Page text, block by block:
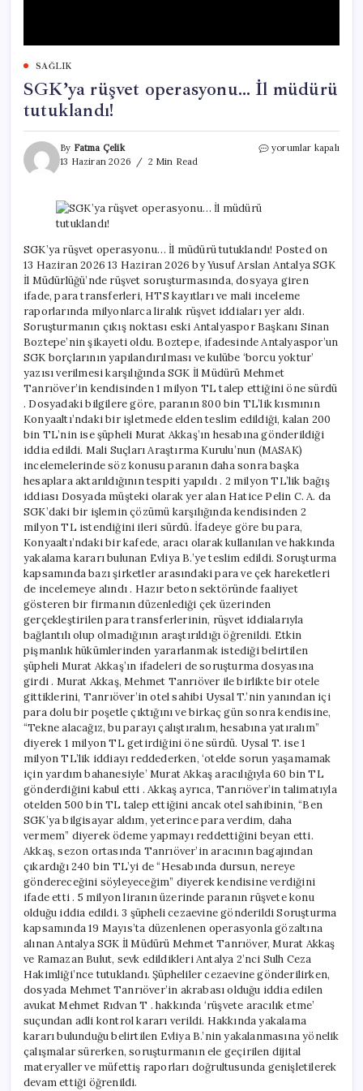
SAĞLIK
SGK’ya rüşvet operasyonu… İl müdürü
tutuklandı!
By Fatma Çelik
13 Haziran 2026
2 Min Read
SGK’ya
yorumlar kapalı
SGK’ya rüşvet operasyonu… İl müdürü tutuklandı! Posted on
13 Haziran 2026 13 Haziran 2026 by Yusuf Arslan Antalya SGK
İl Müdürlüğü’nde rüşvet soruşturmasında, dosyaya giren
ifade, para transferleri, HTS kayıtları ve mali inceleme
raporlarında milyonlarca liralık rüşvet iddiaları yer aldı.
Soruşturmanın çıkış noktası eski Antalyaspor Başkanı Sinan
Boztepe’nin şikayeti oldu. Boztepe, ifadesinde Antalyaspor’un
SGK borçlarının yapılandırılması ve kulübe ‘borcu yoktur’
yazısı verilmesi karşılığında SGK İl Müdürü Mehmet
Tanrıöver’in kendisinden 1 milyon TL talep ettiğini öne sürdü
. Dosyadaki bilgilere göre, paranın 800 bin TL’lik kısmının
Konyaaltı’ndaki bir işletmede elden teslim edildiği, kalan 200
bin TL’nin ise şüpheli Murat Akkaş’ın hesabına gönderildiği
iddia edildi. Mali Suçları Araştırma Kurulu’nun (MASAK)
incelemelerinde söz konusu paranın daha sonra başka
hesaplara aktarıldığının tespiti yapıldı . 2 milyon TL’lik bağış
iddiası Dosyada müşteki olarak yer alan Hatice Pelin C. A. da
SGK’daki bir işlemin çözümü karşılığında kendisinden 2
milyon TL istendiğini ileri sürdü. İfadeye göre bu para,
Konyaaltı’ndaki bir kafede, aracı olarak kullanılan ve hakkında
yakalama kararı bulunan Evliya B.’ye teslim edildi. Soruşturma
kapsamında bazı şirketler arasındaki para ve çek hareketleri
de incelemeye alındı . Hazır beton sektöründe faaliyet
gösteren bir firmanın düzenlediği çek üzerinden
gerçekleştirilen para transferlerinin, rüşvet iddialarıyla
bağlantılı olup olmadığının araştırıldığı öğrenildi. Etkin
pişmanlık hükümlerinden yararlanmak istediği belirtilen
şüpheli Murat Akkaş’ın ifadeleri de soruşturma dosyasına
girdi . Murat Akkaş, Mehmet Tanrıöver ile birlikte bir otele
gittiklerini, Tanrıöver’in otel sahibi Uysal T.’nin yanından içi
para dolu bir poşetle çıktığını ve birkaç gün sonra kendisine,
“Tekne alacağız, bu parayı çalıştıralım, hesabına yatıralım”
diyerek 1 milyon TL getirdiğini öne sürdü. Uysal T. ise 1
milyon TL’lik iddiayı reddederken, ‘otelde sorun yaşamamak
için yardım bahanesiyle’ Murat Akkaş aracılığıyla 60 bin TL
gönderdiğini kabul etti . Akkaş ayrıca, Tanrıöver’in talimatıyla
otelden 500 bin TL talep ettiğini ancak otel sahibinin, “Ben
SGK’ya bilgisayar aldım, yeterince para verdim, daha
vermem” diyerek ödeme yapmayı reddettiğini beyan etti.
Akkaş, sezon ortasında Tanrıöver’in aracının bagajından
çıkardığı 240 bin TL’yi de “Hesabında dursun, nereye
göndereceğini söyleyeceğim” diyerek kendisine verdiğini
ifade etti . 5 milyon liranın üzerinde paranın rüşvete konu
olduğu iddia edildi. 3 şüpheli cezaevine gönderildi Soruşturma
kapsamında 19 Mayıs’ta düzenlenen operasyonla gözaltına
alınan Antalya SGK İl Müdürü Mehmet Tanrıöver, Murat Akkaş
ve Ramazan Bulut, sevk edildikleri Antalya 2’nci Sulh Ceza
Hakimliği’nce tutuklandı. Şüpheliler cezaevine gönderilirken,
dosyada Mehmet Tanrıöver’in akrabası olduğu iddia edilen
avukat Mehmet Rıdvan T . hakkında ‘rüşvete aracılık etme’
suçundan adli kontrol kararı verildi. Hakkında yakalama
kararı bulunduğu belirtilen Evliya B.’nin yakalanmasına yönelik
çalışmalar sürerken, soruşturmanın ele geçirilen dijital
materyaller ve müfettiş raporları doğrultusunda genişletilerek
devam ettiği öğrenildi.